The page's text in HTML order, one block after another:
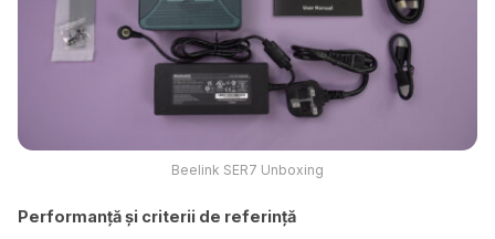
Beelink SER7 Unboxing
Performanță și criterii de referință